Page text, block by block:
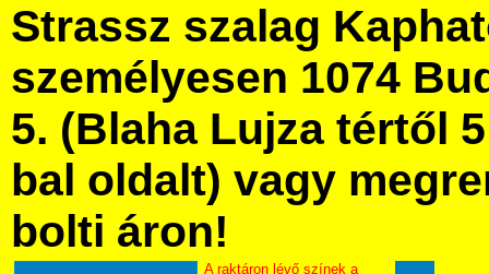
Strassz szalag
személyesen 1074
5. (Blaha Lujza tértől
bal oldalt) vagy
bolti áron!
A raktáron lévő színek a